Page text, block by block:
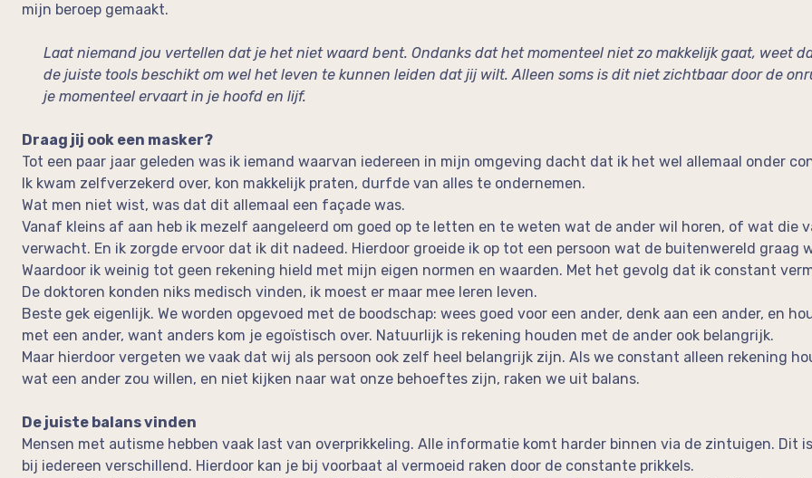
mijn beroep gemaakt.
Laat niemand jou vertellen dat je het niet waard bent. Ondanks dat het momenteel niet zo makkelijk gaat, weet
de juiste tools beschikt om wel het leven te kunnen leiden dat jij wilt. Alleen soms is dit niet zichtbaar door de
je momenteel ervaart in je hoofd en lijf.
Draag jij ook een masker?
Tot een paar jaar geleden was ik iemand waarvan iedereen in mijn omgeving dacht dat ik het wel allemaal onder
Ik kwam zelfverzekerd over, kon makkelijk praten, durfde van alles te ondernemen.
Wat men niet wist, was dat dit allemaal een façade was.
Vanaf kleins af aan heb ik mezelf aangeleerd om goed op te letten en te weten wat de ander wil horen, of wat die
verwacht. En ik zorgde ervoor dat ik dit nadeed. Hierdoor groeide ik op tot een persoon wat de buitenwereld graag
Waardoor ik weinig tot geen rekening hield met mijn eigen normen en waarden. Met het gevolg dat ik constant
De doktoren konden niks medisch vinden, ik moest er maar mee leren leven.
Beste gek eigenlijk. We worden opgevoed met de boodschap: wees goed voor een ander, denk aan een ander, en
met een ander, want anders kom je egoïstisch over. Natuurlijk is rekening houden met de ander ook belangrijk.
Maar hierdoor vergeten we vaak dat wij als persoon ook zelf heel belangrijk zijn. Als we constant alleen rekening
wat een ander zou willen, en niet kijken naar wat onze behoeftes zijn, raken we uit balans.
De juiste balans vinden
Mensen met autisme hebben vaak last van overprikkeling. Alle informatie komt harder binnen via de zintuigen. Dit
bij iedereen verschillend. Hierdoor kan je bij voorbaat al vermoeid raken door de constante prikkels.